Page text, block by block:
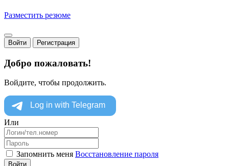
Разместить резюме
Войти Регистрация
Добро пожаловать!
Войдите, чтобы продолжить.
Или
Запомнить меня Восстановление пароля
Войти